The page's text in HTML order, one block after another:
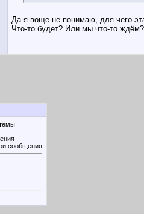
Да я воще не понимаю, для чего
Что-то будет? Или мы что-то ждём?
сообщения